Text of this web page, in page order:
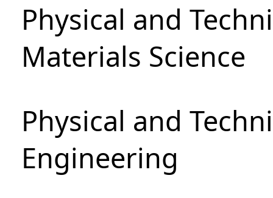
Physical and
Materials Science
Physical and
Engineering